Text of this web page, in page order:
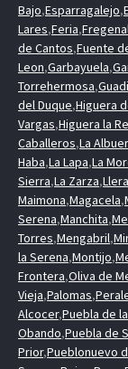
Bajo,Esparragalejo,
Lares,Feria,
de Cantos,Fuente
Leon,Garbayuela,
Torrehermosa,
del Duque,Higuera
Vargas,Higuera la
Caballeros,La
Haba,La Lapa,La
Sierra,La Zarza,Llera
Maimona,Magacela,
Serena,Manchita,
Torres,Mengabril,
la Serena,Montijo,
Frontera,Oliva de
Vieja,Palomas,
Alcocer,Puebla de
Obando,Puebla de
Prior,Pueblonuevo